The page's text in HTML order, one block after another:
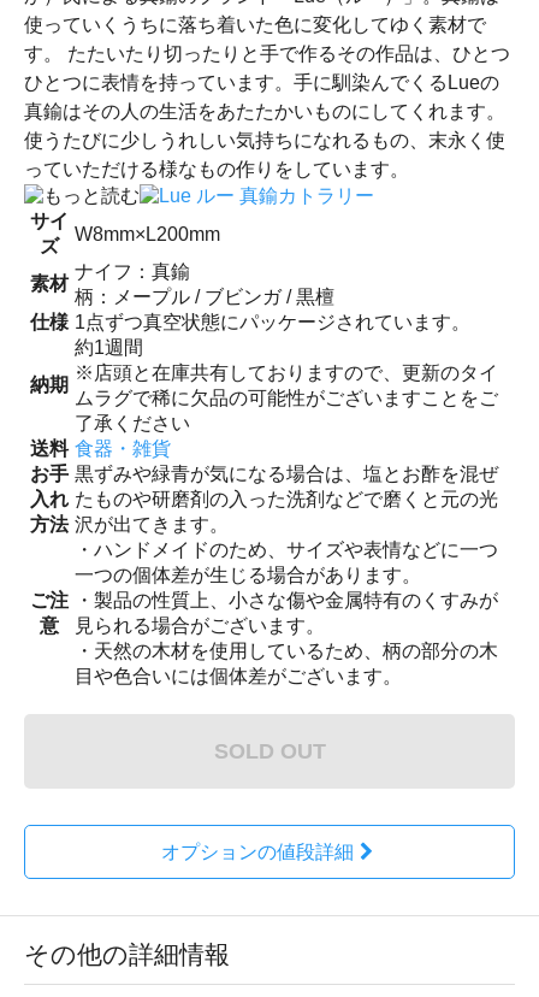
使っていくうちに落ち着いた色に変化してゆく素材で
す。 たたいたり切ったりと手で作るその作品は、ひとつ
ひとつに表情を持っています。手に馴染んでくるLueの
真鍮はその人の生活をあたたかいものにしてくれます。
使うたびに少しうれしい気持ちになれるもの、末永く使
っていただける様なもの作りをしています。
サイ
ズ
W8mm×L200mm
素材
ナイフ：真鍮
柄：メープル / ブビンガ / 黒檀
仕様 1点ずつ真空状態にパッケージされています。
納期
約1週間
※店頭と在庫共有しておりますので、更新のタイ
ムラグで稀に欠品の可能性がございますことをご
了承ください
送料 食器・雑貨
お手
入れ
方法
黒ずみや緑青が気になる場合は、塩とお酢を混ぜ
たものや研磨剤の入った洗剤などで磨くと元の光
沢が出てきます。
ご注
意
・ハンドメイドのため、サイズや表情などに一つ
一つの個体差が生じる場合があります。
・製品の性質上、小さな傷や金属特有のくすみが
見られる場合がございます。
・天然の木材を使用しているため、柄の部分の木
目や色合いには個体差がございます。
SOLD OUT
オプションの値段詳細
その他の詳細情報